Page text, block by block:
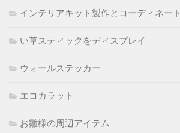
インテリアキット製作とコーディネート
い草スティックをディスプレイ
ウォールステッカー
エコカラット
お雛様の周辺アイテム